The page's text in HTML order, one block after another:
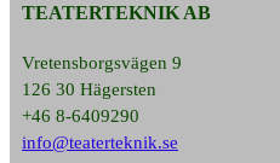
TEATERTEKNIK AB
Vretensborgsvägen 9
126 30 Hägersten
+46 8-6409290
info@teaterteknik.se